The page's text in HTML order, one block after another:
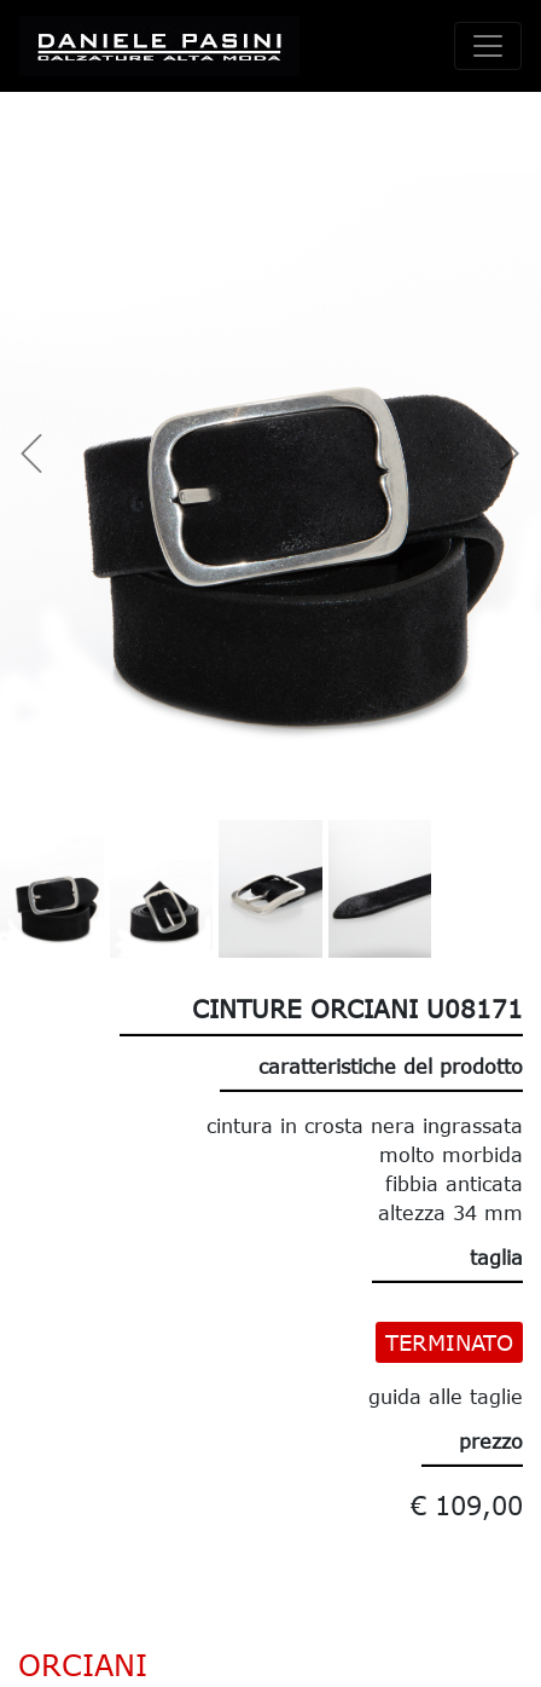
CINTURE ORCIANI U08171
caratteristiche del prodotto
cintura in crosta nera ingrassata
molto morbida
fibbia anticata
altezza 34 mm
taglia
TERMINATO
guida alle taglie
prezzo
€ 109,00
ORCIANI